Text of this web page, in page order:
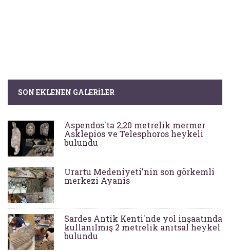
SON EKLENEN GALERILER
Aspendos'ta 2,20 metrelik mermer
Asklepios ve Telesphoros heykeli
bulundu
Urartu Medeniyeti'nin son görkemli
merkezi Ayanis
Sardes Antik Kenti'nde yol inşaatında
kullanılmış 2 metrelik anıtsal heykel
bulundu